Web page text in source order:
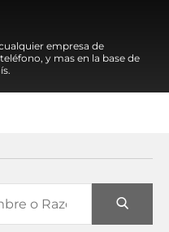
empresa de
y mas en la base de